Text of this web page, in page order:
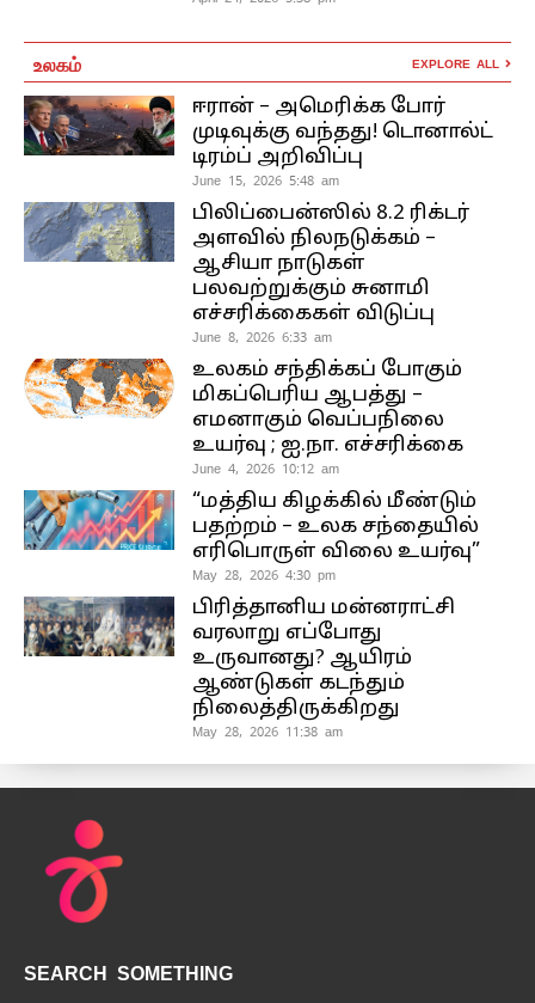
உலகம் EXPLORE ALL
ஈரான் – அமெரிக்க போர்
முடிவுக்கு வந்தது! டொனால்ட்
டிரம்ப் அறிவிப்பு
June 15, 2026 5:48 am
பிலிப்பைன்ஸில் 8.2 ரிக்டர்
அளவில் நிலநடுக்கம் –
ஆசியா நாடுகள்
பலவற்றுக்கும் சுனாமி
எச்சரிக்கைகள் விடுப்பு
June 8, 2026 6:33 am
உலகம் சந்திக்கப் போகும்
மிகப்பெரிய ஆபத்து –
எமனாகும் வெப்பநிலை
உயர்வு ; ஐ.நா. எச்சரிக்கை
June 4, 2026 10:12 am
“மத்திய கிழக்கில் மீண்டும்
பதற்றம் – உலக சந்தையில்
எரிபொருள் விலை உயர்வு”
May 28, 2026 4:30 pm
பிரித்தானிய மன்னராட்சி
வரலாறு எப்போது
உருவானது? ஆயிரம்
ஆண்டுகள் கடந்தும்
நிலைத்திருக்கிறது
May 28, 2026 11:38 am
SEARCH SOMETHING